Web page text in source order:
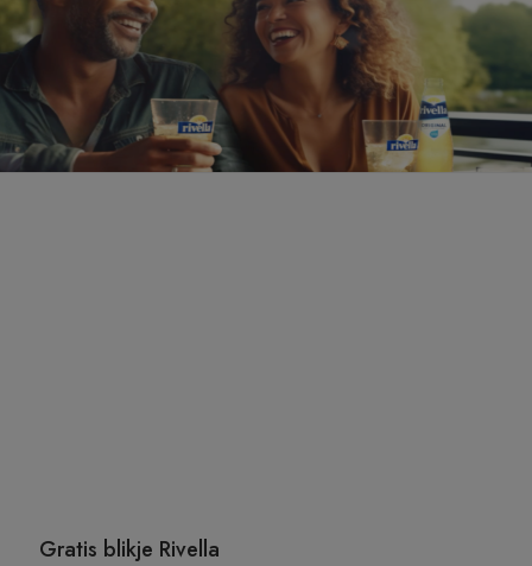
Gratis blikje Rivella